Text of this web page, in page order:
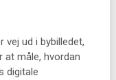
vej ud i bybilledet,
at måle, hvordan
digitale